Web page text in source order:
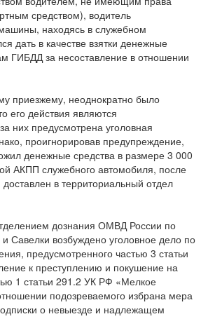
средством), водитель
находясь в служебном
дать в качестве взятки денежные
ГИБДД за несоставление в отношении
приезжему, неоднократно было
его действия являются
них предусмотрена уголовная
проигнорировав предупреждение,
денежные средства в размере 3 000
АКПП служебного автомобиля, после
в территориальный отдел
дознания ОМВД России по
Савелки возбуждено уголовное дело по
предусмотренного частью 3 статьи
к преступлению и покушение на
1 статьи 291.2 УК РФ «Мелкое
подозреваемого избрана мера
о невыезде и надлежащем